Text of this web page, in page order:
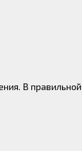
В правильной